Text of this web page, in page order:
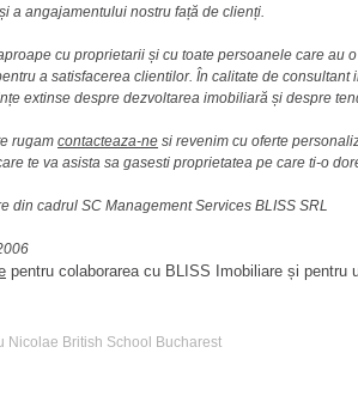
a angajamentului nostru față de clienți.
cu proprietarii și cu toate persoanele care au
a satisfacerea clientilor. În calitate de consultant
extinse despre dezvoltarea imobiliară și despre
rugam contacteaza-ne si revenim cu oferte
te va asista sa gasesti proprietatea pe care ti-o
din cadrul SC Management Services BLISS SRL
pentru colaborarea cu BLISS Imobiliare și pentru
Nicolae British School Bucharest